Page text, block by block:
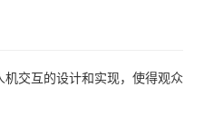
交互的设计和实现，使得观众